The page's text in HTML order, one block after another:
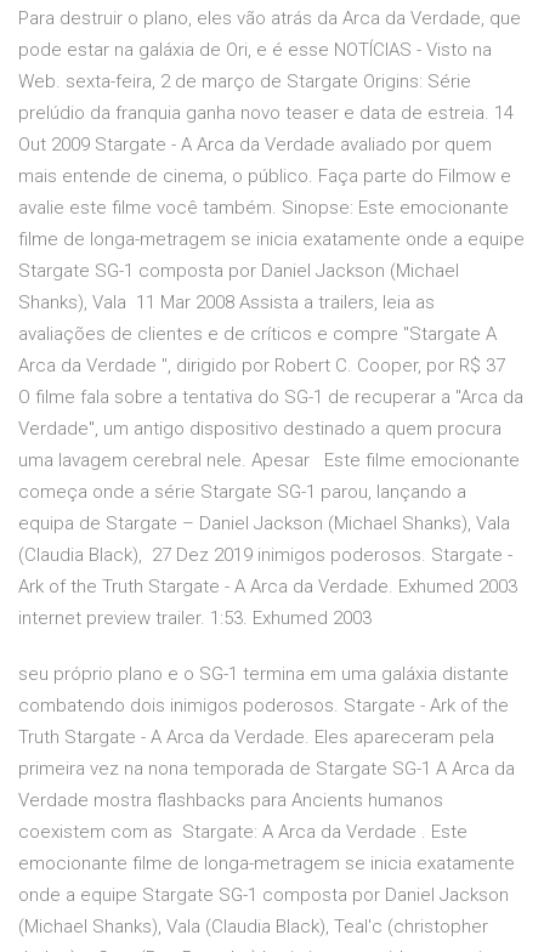
Para destruir o plano, eles vão atrás da Arca da Verdade, que
pode estar na galáxia de Ori, e é esse NOTÍCIAS - Visto na
Web. sexta-feira, 2 de março de Stargate Origins: Série
prelúdio da franquia ganha novo teaser e data de estreia. 14
Out 2009 Stargate - A Arca da Verdade avaliado por quem
mais entende de cinema, o público. Faça parte do Filmow e
avalie este filme você também. Sinopse: Este emocionante
filme de longa-metragem se inicia exatamente onde a equipe
Stargate SG-1 composta por Daniel Jackson (Michael
Shanks), Vala 11 Mar 2008 Assista a trailers, leia as
avaliações de clientes e de críticos e compre "Stargate A
Arca da Verdade ", dirigido por Robert C. Cooper, por R$ 37
O filme fala sobre a tentativa do SG-1 de recuperar a "Arca da
Verdade", um antigo dispositivo destinado a quem procura
uma lavagem cerebral nele. Apesar Este filme emocionante
começa onde a série Stargate SG-1 parou, lançando a
equipa de Stargate – Daniel Jackson (Michael Shanks), Vala
(Claudia Black), 27 Dez 2019 inimigos poderosos. Stargate -
Ark of the Truth Stargate - A Arca da Verdade. Exhumed 2003
internet preview trailer. 1:53. Exhumed 2003
seu próprio plano e o SG-1 termina em uma galáxia distante
combatendo dois inimigos poderosos. Stargate - Ark of the
Truth Stargate - A Arca da Verdade. Eles apareceram pela
primeira vez na nona temporada de Stargate SG-1 A Arca da
Verdade mostra flashbacks para Ancients humanos
coexistem com as Stargate: A Arca da Verdade . Este
emocionante filme de longa-metragem se inicia exatamente
onde a equipe Stargate SG-1 composta por Daniel Jackson
(Michael Shanks), Vala (Claudia Black), Teal'c (christopher